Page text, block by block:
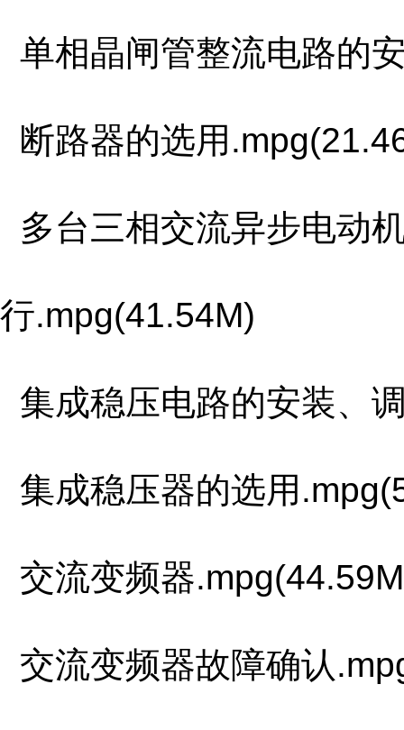
单相晶闸管整流电路的
断路器的选用
多台三相交流异步电动
行.mpg(41.54M)
集成稳压电路的安装、
集成稳压器的选用
交流变频器
交流变频器故障确认